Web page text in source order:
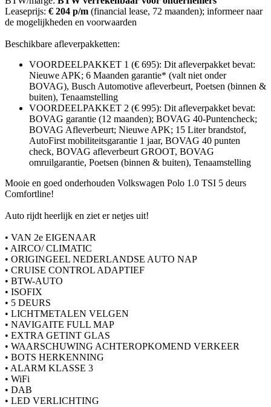
Leaseprijs: € 204 p/m (financial lease, 72 maanden); informeer naar
de mogelijkheden en voorwaarden
Beschikbare afleverpakketten:
VOORDEELPAKKET 1 (€ 695): Dit afleverpakket bevat:
Nieuwe APK; 6 Maanden garantie* (valt niet onder
BOVAG), Busch Automotive afleverbeurt, Poetsen (binnen &
buiten), Tenaamstelling
VOORDEELPAKKET 2 (€ 995): Dit afleverpakket bevat:
BOVAG garantie (12 maanden); BOVAG 40-Puntencheck;
BOVAG Afleverbeurt; Nieuwe APK; 15 Liter brandstof,
AutoFirst mobiliteitsgarantie 1 jaar, BOVAG 40 punten
check, BOVAG afleverbeurt GROOT, BOVAG
omruilgarantie, Poetsen (binnen & buiten), Tenaamstelling
Mooie en goed onderhouden Volkswagen Polo 1.0 TSI 5 deurs
Comfortline!
Auto rijdt heerlijk en ziet er netjes uit!
• VAN 2e EIGENAAR
• AIRCO/ CLIMATIC
• ORIGINGEEL NEDERLANDSE AUTO NAP
• CRUISE CONTROL ADAPTIEF
• BTW-AUTO
• ISOFIX
• 5 DEURS
• LICHTMETALEN VELGEN
• NAVIGAITE FULL MAP
• EXTRA GETINT GLAS
• WAARSCHUWING ACHTEROPKOMEND VERKEER
• BOTS HERKENNING
• ALARM KLASSE 3
• WiFi
• DAB
• LED VERLICHTING